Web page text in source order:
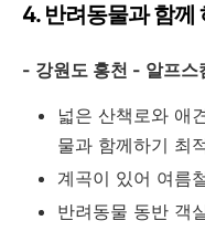
4. 반려동물과 함께
- 강원도 홍천 - 알프스
넓은 산책로와 애
물과 함께하기 최
계곡이 있어 여름
반려동물 동반 객